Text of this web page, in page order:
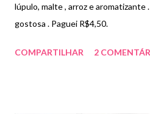
lúpulo, malte , arroz e aromatizante
gostosa . Paguei R$4,50.
COMPARTILHAR 2